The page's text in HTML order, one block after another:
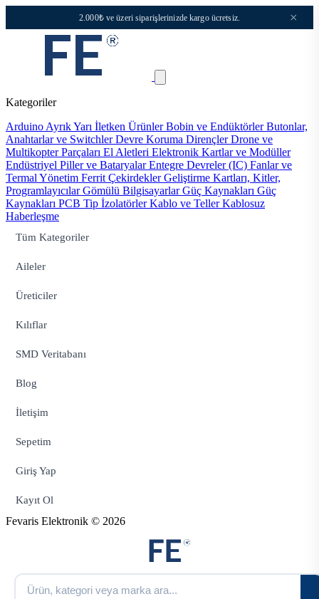
2.000₺ ve üzeri siparişlerinizde kargo ücretsiz. ×
Kategoriler
Arduino Ayrık Yarı İletken ÜrünlerBobin ve EndüktörlerButonlar,
Anahtarlar ve SwitchlerDevre Koruma DirençlerDrone ve
Multikopter Parçaları El Aletleri Elektronik Kartlar ve Modüller
Endüstriyel Piller ve BataryalarEntegre Devreler (IC) Fanlar ve
Termal Yönetim Ferrit ÇekirdeklerGeliştirme Kartları, Kitler,
ProgramlayıcılarGömülü BilgisayarlarGüç Kaynakları Güç
Kaynakları PCB Tip İzolatörlerKablo ve TellerKablosuz
Haberleşme
Tüm Kategoriler
Aileler
Üreticiler
Kılıflar
SMD Veritabanı
Blog
İletişim
Sepetim
Giriş Yap
Kayıt Ol
Fevaris Elektronik © 2026